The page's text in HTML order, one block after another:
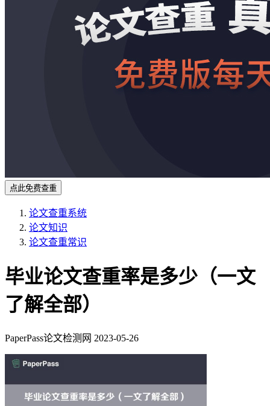
点此免费查重
论文查重系统
论文知识
论文查重常识
毕业论文查重率是多少（一文
了解全部）
PaperPass论文检测网 2023-05-26